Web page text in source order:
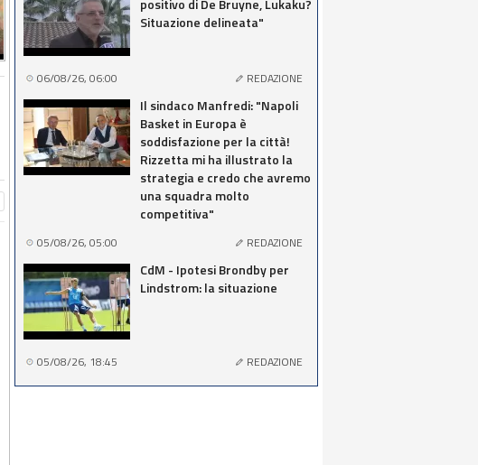
positivo di De Bruyne, Lukaku?
Situazione delineata"
06/08/26, 06:00 REDAZIONE
Il sindaco Manfredi: "Napoli
Basket in Europa è
soddisfazione per la città!
Rizzetta mi ha illustrato la
strategia e credo che avremo
una squadra molto
competitiva"
05/08/26, 05:00 REDAZIONE
CdM - Ipotesi Brondby per
Lindstrom: la situazione
05/08/26, 18:45 REDAZIONE